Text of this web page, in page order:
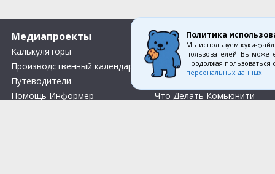
Медиапроекты
Калькуляторы
Производственный календарь
Путеводители
Помощь Информер
О компании
Вакансии
О нас
Контакты
Что Делать Комьюнити
Политика
Мы используем куки-
пользователей. Вы
Продолжая
персональных данных